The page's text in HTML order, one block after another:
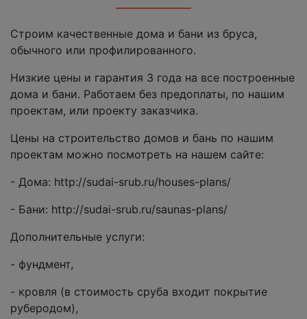
Строим качественные дома и бани из бруса,
обычного или профилированного.
Низкие цены и гарантия 3 года на все построенные
дома и бани. Работаем без предоплаты, по нашим
проектам, или проекту заказчика.
Цены на строительство домов и бань по нашим
проектам можно посмотреть на нашем сайте:
- Дома: http://sudai-srub.ru/houses-plans/
- Бани: http://sudai-srub.ru/saunas-plans/
Дополнительные услуги:
- фундмент,
- кровля (в стоимость сруба входит покрытие
руберодом),